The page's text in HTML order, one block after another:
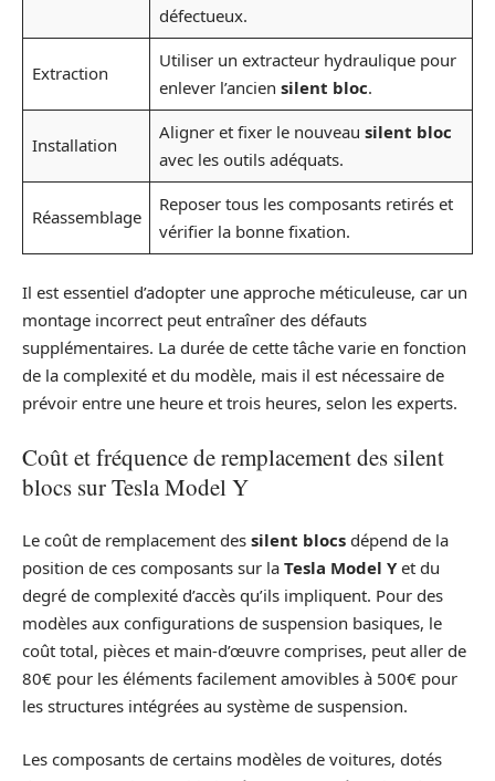
défectueux.
Extraction
Utiliser un extracteur hydraulique pour
enlever l’ancien silent bloc.
Installation
Aligner et fixer le nouveau silent bloc
avec les outils adéquats.
Réassemblage
Reposer tous les composants retirés et
vérifier la bonne fixation.
Il est essentiel d’adopter une approche méticuleuse, car un
montage incorrect peut entraîner des défauts
supplémentaires. La durée de cette tâche varie en fonction
de la complexité et du modèle, mais il est nécessaire de
prévoir entre une heure et trois heures, selon les experts.
Coût et fréquence de remplacement des silent
blocs sur Tesla Model Y
Le coût de remplacement des silent blocs dépend de la
position de ces composants sur la Tesla Model Yet du
degré de complexité d’accès qu’ils impliquent. Pour des
modèles aux configurations de suspension basiques, le
coût total, pièces et main-d’œuvre comprises, peut aller de
80€ pour les éléments facilement amovibles à 500€ pour
les structures intégrées au système de suspension.
Les composants de certains modèles de voitures, dotés